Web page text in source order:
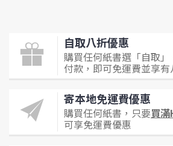
自取八折優惠
購買任何紙書選「自取
付款，即可免運費並享有
寄本地免運費優惠
購買任何紙書，只要買
可享免運費優惠